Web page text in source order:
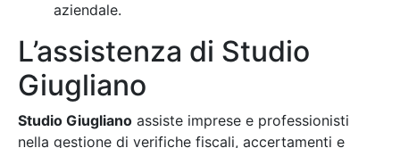
aziendale.
L’assistenza di Studio
Giugliano
Studio Giugliano assiste imprese e professionisti
nella gestione di verifiche fiscali, accertamenti e